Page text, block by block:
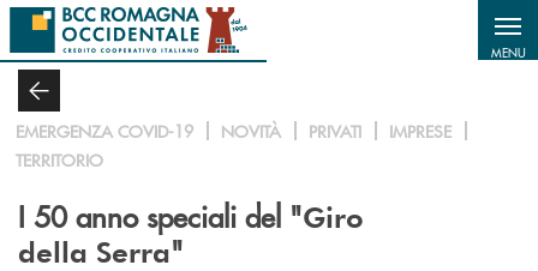
Salta al contenuto principale
MENU
EMERGENZA COVID-19 NOVITÀ PRIVATI
IMPRESE
TERRITORIO
I 50 anno speciali del "Giro
della Serra"